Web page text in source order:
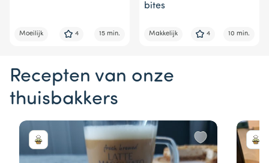
Moeilijk 4 15 min.
bites
Makkelijk 4 10 min.
Recepten van onze
thuisbakkers